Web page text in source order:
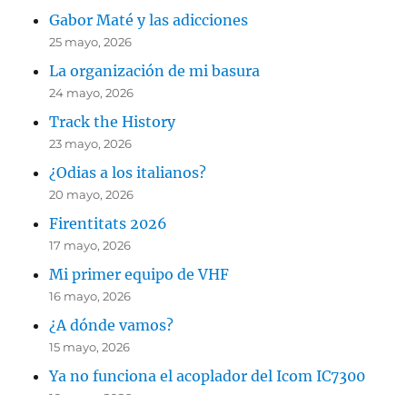
Gabor Maté y las adicciones
25 mayo, 2026
La organización de mi basura
24 mayo, 2026
Track the History
23 mayo, 2026
¿Odias a los italianos?
20 mayo, 2026
Firentitats 2026
17 mayo, 2026
Mi primer equipo de VHF
16 mayo, 2026
¿A dónde vamos?
15 mayo, 2026
Ya no funciona el acoplador del Icom IC7300